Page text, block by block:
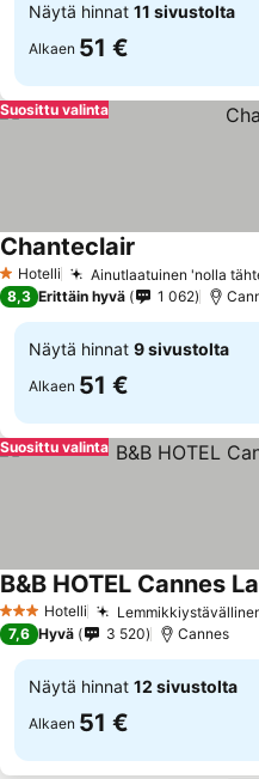
Näytä hinnat 11 sivustolta
Alkaen 51 €
Suosittu valinta
1 Tähtiluokitus
Hotelli Ainutlaatuinen 'nolla
Chanteclair
8,3 Erittäin hyvä 1 062
Näytä hinnat 9 sivustolta
Alkaen 51 €
Suosittu valinta
3 Tähtiluokitus
Hotelli
B&B HOTEL Cannes
7,6 Hyvä 3 520 Cannes
Näytä hinnat 12 sivustolta
Alkaen 51 €